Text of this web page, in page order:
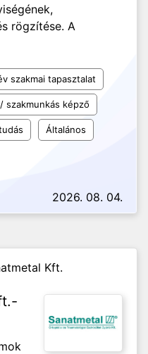
rögzítése. A
szakmai tapasztalat
szakmunkás képző
Általános
2026. 08. 04.
Kft.